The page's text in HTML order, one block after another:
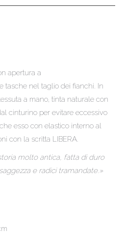
apertura a
tasche nel taglio dei fianchi. In
a mano, tinta naturale con
cinturino per evitare eccessivo
esso con elastico interno al
con la scritta LIBERA.
molto antica, fatta di duro
e radici tramandate.»